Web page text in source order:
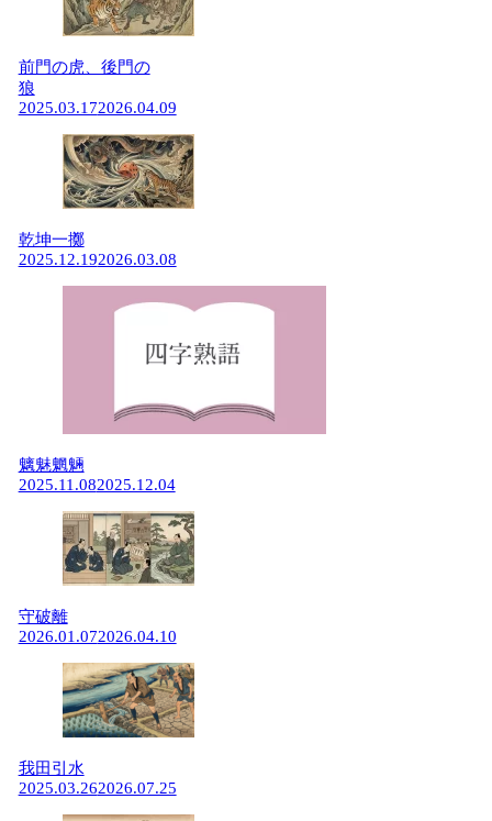
前門の虎、後門の
狼
2025.03.172026.04.09
乾坤一擲
2025.12.192026.03.08
魑魅魍魎
2025.11.082025.12.04
守破離
2026.01.072026.04.10
我田引水
2025.03.262026.07.25